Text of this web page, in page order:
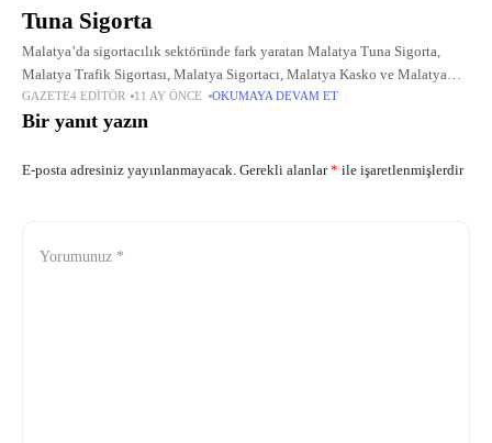
Tuna Sigorta
Malatya’da sigortacılık sektöründe fark yaratan Malatya Tuna Sigorta,
Malatya Trafik Sigortası, Malatya Sigortacı, Malatya Kasko ve Malatya
Sağlık Sigortası hizmetleriyle müşterilerinin yanında. Geniş ürün yelpazesi
ve müşteri odaklı yaklaşımıyla, bireylerden
GAZETE4 EDITÖR 11 AY ÖNCE OKUMAYA DEVAM ET
Bir yanıt yazın
E-posta adresiniz yayınlanmayacak. Gerekli alanlar* ile işaretlenmişlerdir